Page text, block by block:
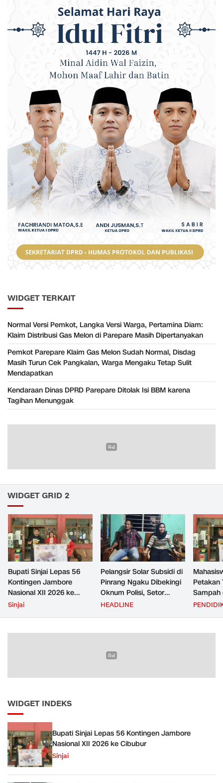
WIDGET TERKAIT
Normal Versi Pemkot, Langka Versi Warga, Pertamina Diam:
Klaim Distribusi Gas Melon di Parepare Masih Dipertanyakan
Pemkot Parepare Klaim Gas Melon Sudah Normal, Disdag
Masih Turun Cek Pangkalan, Warga Mengaku Tetap Sulit
Mendapatkan
Kendaraan Dinas DPRD Parepare Ditolak Isi BBM karena
Tagihan Menunggak
WIDGET GRID 2
Bupati Sinjai Lepas 56
Kontingen Jambore
Nasional XII 2026 ke
Cibubur
Sinjai
Pelangsir Solar Subsidi di
Pinrang Ngaku Dibekingi
Oknum Polisi, Setor
Rp2,5 Juta Per Bulan Lalu
HEADLINE
Petakan
Sampah
untuk
WIDGET INDEKS
Bupati Sinjai Lepas 56 Kontingen Jambore
Nasional XII 2026 ke Cibubur
Sinjai